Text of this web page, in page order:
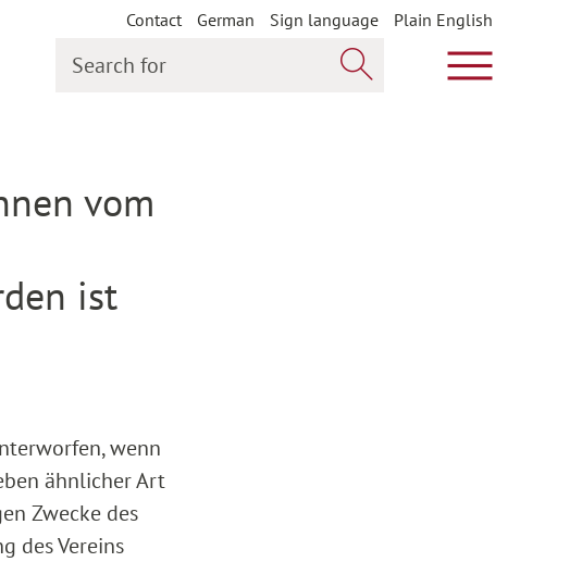
Contact German Sign language
Plain English
Show main
vom
ist
wenn
ähnlicher Art
Zwecke des
des Vereins